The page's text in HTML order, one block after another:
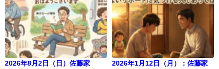
2026年8月2日（日）佐藤家 2026年1月12日（月）：佐藤家